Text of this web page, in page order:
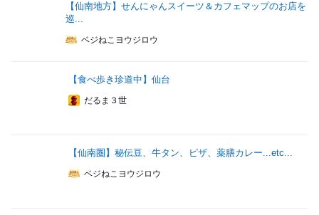
【仙南地方】せんにゃんスイーツ＆カフェマップのお店を
巡...
ベジねこヨウジロウ
【食べ歩き珍道中】仙台
だるま３世
【仙南圏】秘伝豆、牛タン、ピザ、薬膳カレー...etc...
ベジねこヨウジロウ